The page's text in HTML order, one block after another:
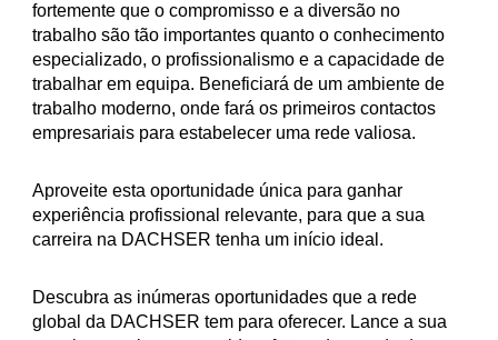
fortemente que o compromisso e a diversão no
trabalho são tão importantes quanto o conhecimento
especializado, o profissionalismo e a capacidade de
trabalhar em equipa. Beneficiará de um ambiente de
trabalho moderno, onde fará os primeiros contactos
empresariais para estabelecer uma rede valiosa.
Aproveite esta oportunidade única para ganhar
experiência profissional relevante, para que a sua
carreira na DACHSER tenha um início ideal.
Descubra as inúmeras oportunidades que a rede
global da DACHSER tem para oferecer. Lance a sua